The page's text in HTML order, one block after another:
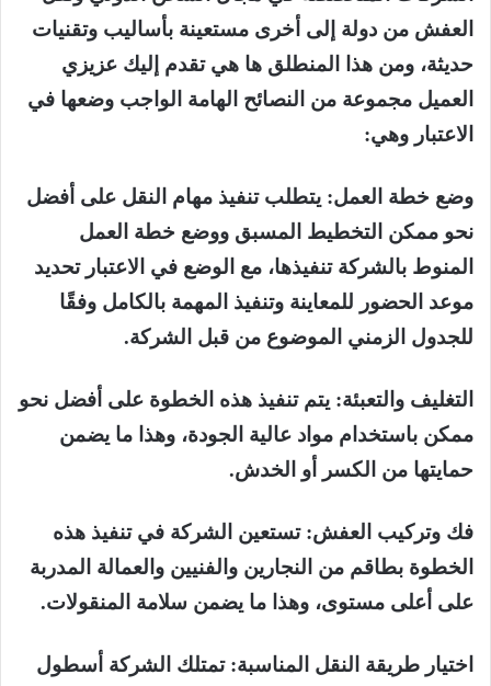
العفش من دولة إلى أخرى مستعينة بأساليب وتقنيات
حديثة، ومن هذا المنطلق ها هي تقدم إليك عزيزي
العميل مجموعة من النصائح الهامة الواجب وضعها في
الاعتبار وهي:
وضع خطة العمل: يتطلب تنفيذ مهام النقل على أفضل
نحو ممكن التخطيط المسبق ووضع خطة العمل
المنوط بالشركة تنفيذها، مع الوضع في الاعتبار تحديد
موعد الحضور للمعاينة وتنفيذ المهمة بالكامل وفقًا
للجدول الزمني الموضوع من قبل الشركة.
التغليف والتعبئة: يتم تنفيذ هذه الخطوة على أفضل نحو
ممكن باستخدام مواد عالية الجودة، وهذا ما يضمن
حمايتها من الكسر أو الخدش.
فك وتركيب العفش: تستعين الشركة في تنفيذ هذه
الخطوة بطاقم من النجارين والفنيين والعمالة المدربة
على أعلى مستوى، وهذا ما يضمن سلامة المنقولات.
اختيار طريقة النقل المناسبة: تمتلك الشركة أسطول